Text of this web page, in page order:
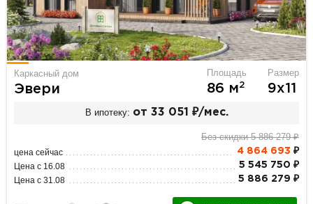
Каркасный дом
Эвери
Площадь
86 м2
Размер
9х11
В ипотеку: от 33 051 ₽/мес.
Без скидки 5 886 279 ₽
цена сейчас 4 864 693 ₽
Цена с 16.08 5 545 750 ₽
Цена с 31.08 5 886 279 ₽